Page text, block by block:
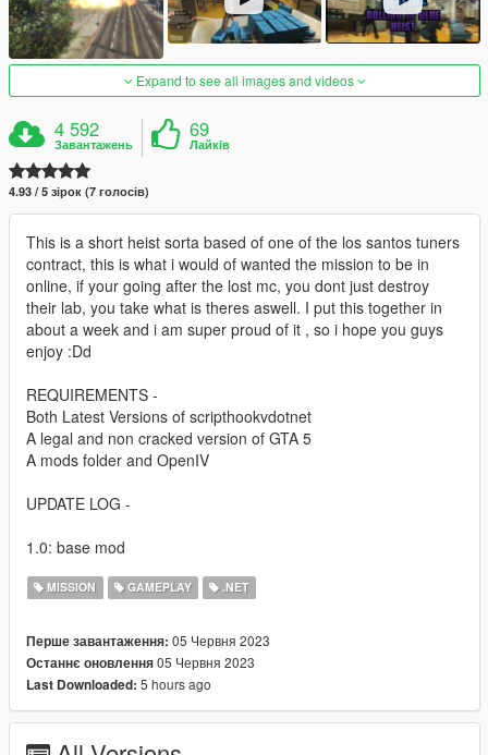
Expand to see all images and videos
4 592
Завантажень
69
Лайків
4.93 / 5 зірок (7 голосів)
This is a short heist sorta based of one of the los santos tuners
contract, this is what i would of wanted the mission to be in
online, if your going after the lost mc, you dont just destroy
their lab, you take what is theres aswell. I put this together in
about a week and i am super proud of it , so i hope you guys
enjoy :Dd
REQUIREMENTS -
Both Latest Versions of scripthookvdotnet
A legal and non cracked version of GTA 5
A mods folder and OpenIV
UPDATE LOG -
1.0: base mod
MISSION GAMEPLAY .NET
Перше завантаження: 05 Червня 2023
Останнє оновлення05 Червня 2023
Last Downloaded: 5 hours ago